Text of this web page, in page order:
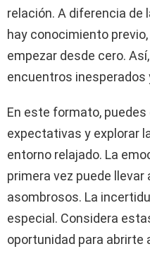
relación. A diferencia de
hay conocimiento
empezar desde cero.
encuentros inesperados
En este formato, puedes
expectativas y explorar
entorno relajado. La
primera vez puede
asombrosos. La
especial. Considera
oportunidad para abrirte